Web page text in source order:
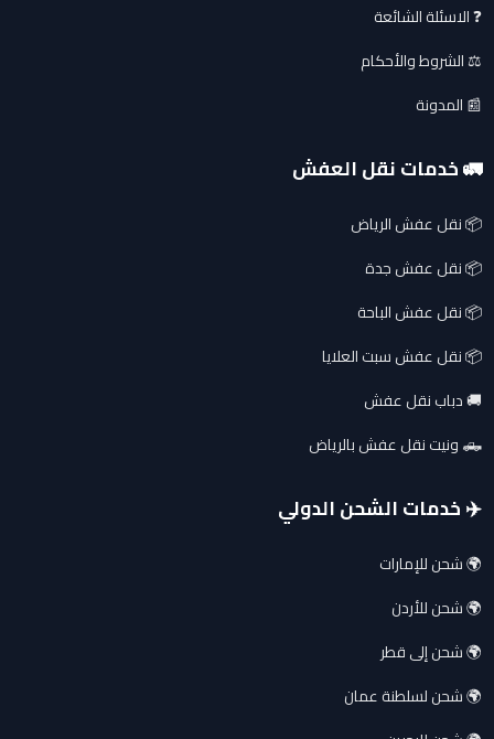
❓ الاسئلة الشائعة
⚖️ الشروط والأحكام
📰 المدونة
🚛 خدمات نقل العفش
📦 نقل عفش الرياض
📦 نقل عفش جدة
📦 نقل عفش الباحة
📦 نقل عفش سبت العلايا
🚚 دباب نقل عفش
🛻 ونيت نقل عفش بالرياض
✈️ خدمات الشحن الدولي
🌍 شحن للإمارات
🌍 شحن للأردن
🌍 شحن إلى قطر
🌍 شحن لسلطنة عمان